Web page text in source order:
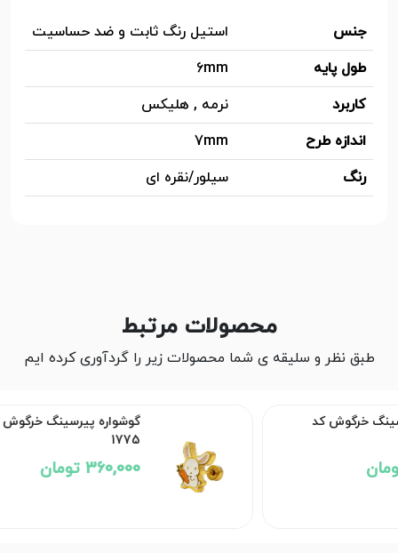
جنس
استیل رنگ ثابت و ضد حساسیت
طول پایه
6mm
کاربرد
نرمه , هلیکس
اندازه طرح
7mm
رنگ
سیلور/نقره ای
محصولات مرتبط
طبق نظر و سلیقه ی شما محصولات زیر را گردآوری کرده ایم
کد
گوشواره پیرسینگ خرگوش کد
1775
360,000 تومان